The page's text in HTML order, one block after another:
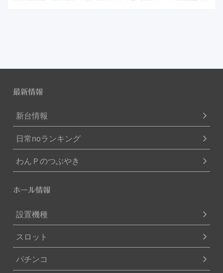
最新情報
新台情報
日常noランキング
わんＰのつぶやき
ホール情報
設置機種
スロット
パチンコ